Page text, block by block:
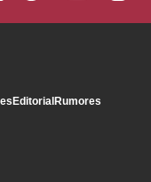
EditorialRumores